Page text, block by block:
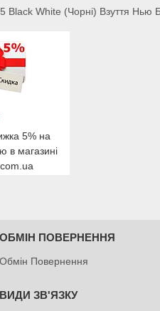
Black White (Чорні) Взуття Нью
5% на
в магазині
ОБМІН ПОВЕРНЕННЯ
Обмін Повернення